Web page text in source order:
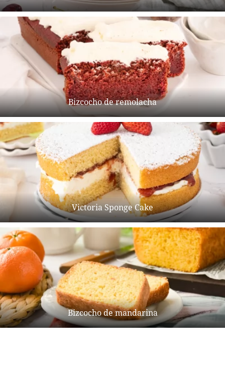
Bizcocho de remolacha
Victoria Sponge Cake
Bizcocho de mandarina